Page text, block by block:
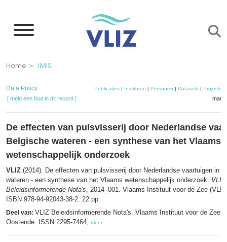
naar
inhoud
gaan
Kruimelpad
Home IMIS
Data Policy Publicaties| Instituten | Personen | Datasets| Projecten
[ meld een fout in dit record ]
De effecten van pulsvisserij door Nederlandse
Belgische wateren - een synthese van het Vlaams
wetenschappelijk onderzoek
VLIZ (2014). De effecten van pulsvisserij door Nederlandse vaartuigen in
wateren - een synthese van het Vlaams wetenschappelijk onderzoek. VLIZ
Beleidsinformerende Nota's, 2014_001. Vlaams Instituut voor de Zee
ISBN 978-94-92043-38-2. 22 pp.
Deel van: VLIZ Beleidsinformerende Nota's. Vlaams Instituut voor de Zee
Oostende. ISSN 2295-7464, meer